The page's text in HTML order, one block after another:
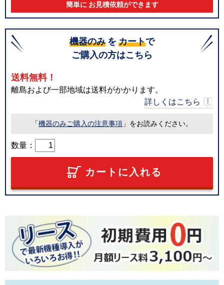
簡単に お見積依頼ができます
機器のみ を カートで
ご購入の方はこちら
送料無料！
離島および一部地域は送料がかかります。
詳しくはこちら
「機器のみご購入の注意事項 」をお読みください。
数量：
カートに入れる